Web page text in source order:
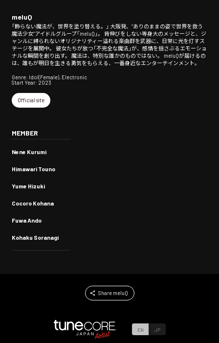
meluQ
「飾らない魔法が、世界を塗り替える。」 大阪発、“ありのままの姿で世界を救う
魔法少女”アイドルグループ「meluQ」。 背伸びをしない等身大のメッセージと、ジ
ャンルに縛られないオリジナリティー溢れる楽曲群を武器に、日常に光を灯すス
テージを展開中。 彼女たちが放つ「不完全な魔法」が、感情を揺さぶるエモーショ
ナルな瞬間を創り出す。 魔法は、特別な誰かのものではない。 meluQが届けるの
は、誰もが明日を生きる勇気をもらえる、一番身近なエンターテインメント。
Genre: Idol(Female), Electronic
Start Year: 2023
Official site
MEMBER
Nene Kurumi
Himawari Touno
Yume Hizuki
Cocoro Kohana
Fuwa Ando
Kohaku Soranagi
Share meluQ
EN JP